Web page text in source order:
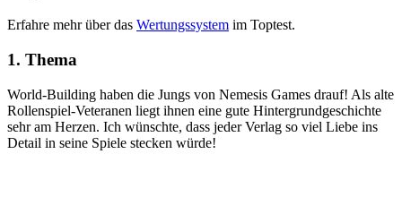
Erfahre mehr über das Wertungssystem im Toptest.
1. Thema
World-Building haben die Jungs von Nemesis Games drauf! Als alte
Rollenspiel-Veteranen liegt ihnen eine gute Hintergrundgeschichte
sehr am Herzen. Ich wünschte, dass jeder Verlag so viel Liebe ins
Detail in seine Spiele stecken würde!